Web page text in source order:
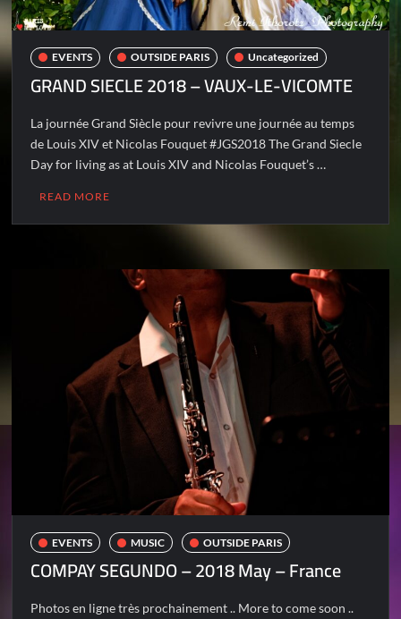
EVENTS OUTSIDE PARIS Uncategorized
GRAND SIECLE 2018 – VAUX-LE-VICOMTE
La journée Grand Siècle pour revivre une journée au temps
de Louis XIV et Nicolas Fouquet #JGS2018 The Grand Siecle
Day for living as at Louis XIV and Nicolas Fouquet’s …
READ MORE
EVENTS MUSIC OUTSIDE PARIS
COMPAY SEGUNDO – 2018 May – France
Photos en ligne très prochainement .. More to come soon ..